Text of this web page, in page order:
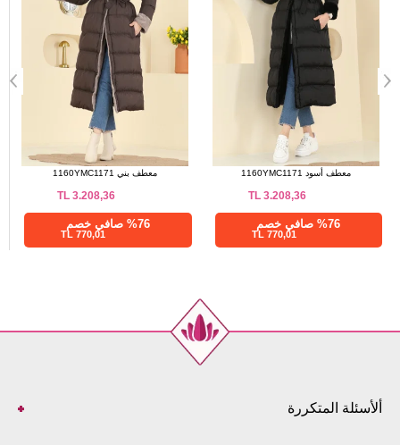
معطف بني 1160YMC1171
3.208,36
%76 صافي خصم
770,01 TL
معطف أسود 1160YMC1171
3.208,36
TL
%76 صافي خصم
770,01 TL
ألأسئلة المتكررة